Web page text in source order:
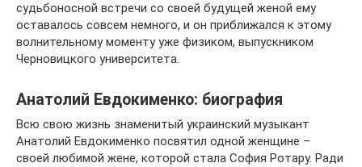
судьбоносной встречи со своей будущей женой ему
оставалось совсем немного, и он приближался к этому
волнительному моменту уже физиком, выпускником
Черновицкого университета.
Анатолий Евдокименко: биография
Всю свою жизнь знаменитый украинский музыкант
Анатолий Евдокименко посвятил одной женщине –
своей любимой жене, которой стала София Ротару. Ради